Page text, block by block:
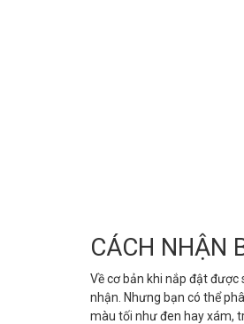
CÁCH NHẬN
Về cơ bản khi nắp đật
nhận. Nhưng bạn có thể
màu tối như đen hay xám,